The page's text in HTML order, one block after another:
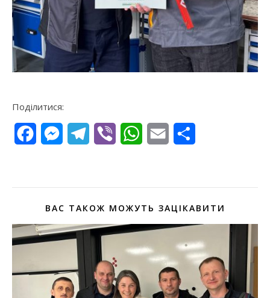
Поділитися:
FacebookMessengerTelegram
Viber WhatsApp
Email
ВАС ТАКОЖ МОЖУТЬ ЗАЦІКАВИТИ